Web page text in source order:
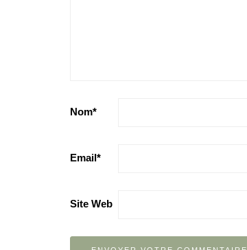
Nom*
Email*
Site Web